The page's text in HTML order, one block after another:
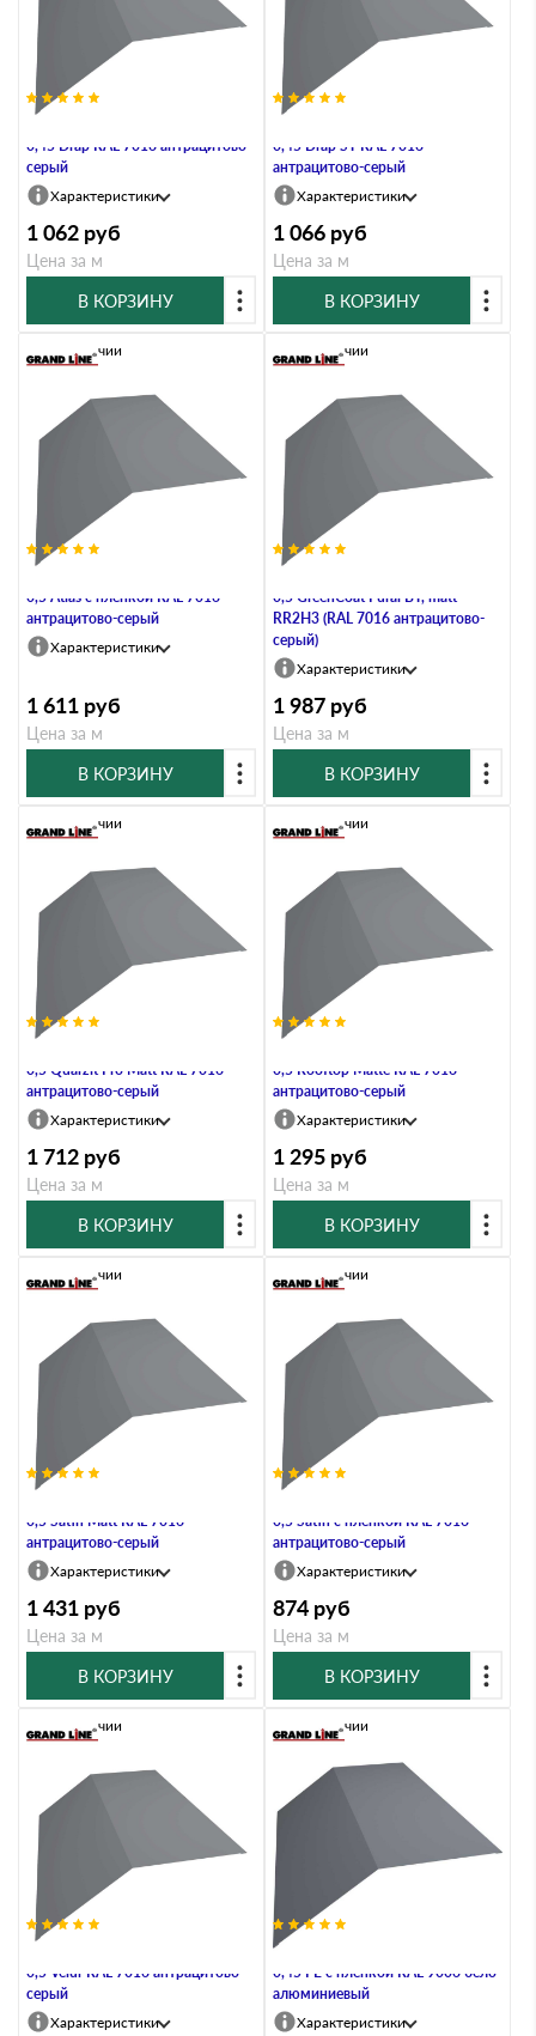
0,45 Drap RAL 7016 антрацитово-
серый
Характеристики
1 062 руб
Цена за м
В КОРЗИНУ
0,45 Drap ST RAL 7016
антрацитово-серый
Характеристики
1 066 руб
Цена за м
В КОРЗИНУ
0,5 Atlas с пленкой RAL 7016
антрацитово-серый
В наличии
Характеристики
1 611 руб
Цена за м
В КОРЗИНУ
0,5 GreenCoat Pural BT, matt
RR2Н3 (RAL 7016 антрацитово-
серый)
В наличии
Характеристики
1 987 руб
Цена за м
В КОРЗИНУ
0,5 Quarzit Pro Matt RAL 7016
антрацитово-серый
В наличии
Характеристики
1 712 руб
Цена за м
В КОРЗИНУ
0,5 Rooftop Matte RAL 7016
антрацитово-серый
В наличии
Характеристики
1 295 руб
Цена за м
В КОРЗИНУ
0,5 Satin Мatt RAL 7016
антрацитово-серый
В наличии
Характеристики
1 431 руб
Цена за м
В КОРЗИНУ
0,5 Satin с пленкой RAL 7016
антрацитово-серый
В наличии
Характеристики
874 руб
Цена за м
В КОРЗИНУ
0,5 Velur RAL 7016 антрацитово-
серый
В наличии
Характеристики
Планка конька плоского 190х190
0,45 PE с пленкой RAL 9006 бело-
алюминиевый
В наличии
Характеристики